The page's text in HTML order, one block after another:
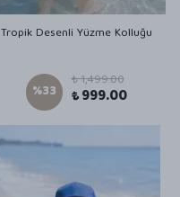
Tropik Desenli Yüzme Kolluğu
%33
₺ 1,499.00
₺ 999.00